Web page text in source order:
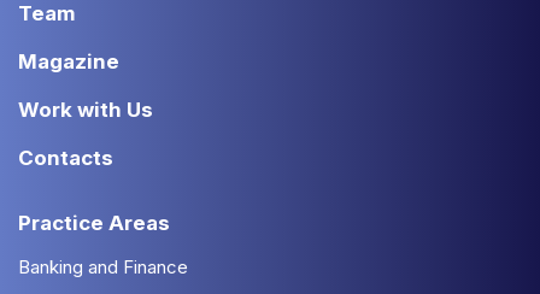
Team
Magazine
Work with Us
Contacts
Practice Areas
Banking and Finance